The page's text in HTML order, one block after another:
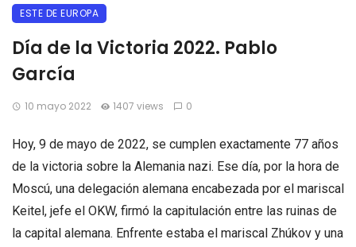
ESTE DE EUROPA
Día de la Victoria 2022. Pablo
García
10 mayo 2022 1407 views 0
Hoy, 9 de mayo de 2022, se cumplen exactamente 77 años
de la victoria sobre la Alemania nazi. Ese día, por la hora de
Moscú, una delegación alemana encabezada por el mariscal
Keitel, jefe el OKW, firmó la capitulación entre las ruinas de
la capital alemana. Enfrente estaba el mariscal Zhúkov y una